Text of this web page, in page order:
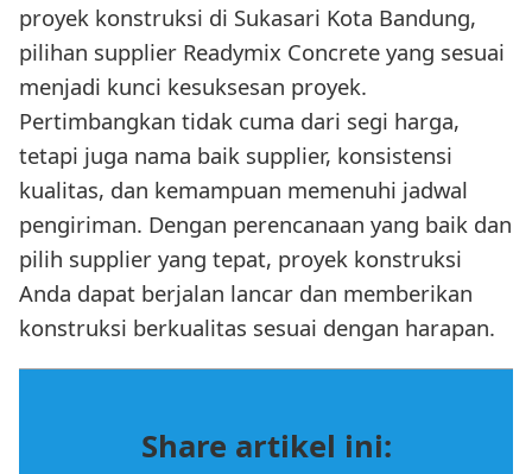
proyek konstruksi di Sukasari Kota Bandung,
pilihan supplier Readymix Concrete yang sesuai
menjadi kunci kesuksesan proyek.
Pertimbangkan tidak cuma dari segi harga,
tetapi juga nama baik supplier, konsistensi
kualitas, dan kemampuan memenuhi jadwal
pengiriman. Dengan perencanaan yang baik dan
pilih supplier yang tepat, proyek konstruksi
Anda dapat berjalan lancar dan memberikan
konstruksi berkualitas sesuai dengan harapan.
Share artikel ini: